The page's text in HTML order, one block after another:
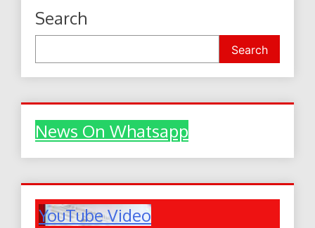
Search
Search
News On Whatsapp
YouTube Video